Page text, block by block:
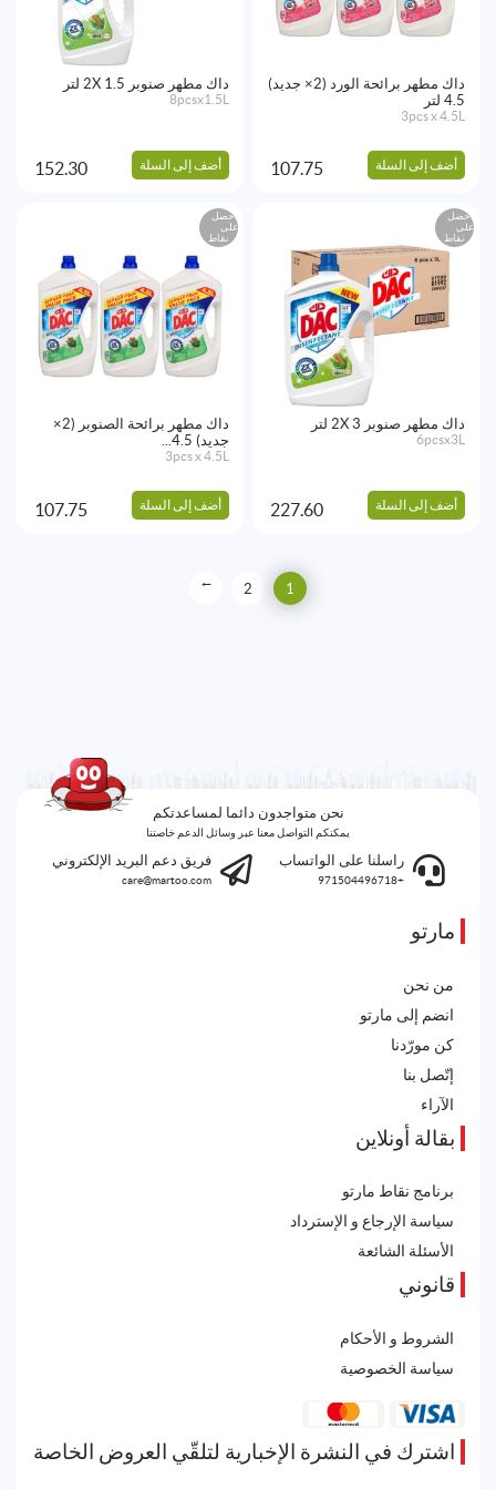
داك مطهر برائحة الورد (2× جديد)
4.5 لتر
3pcs x 4.5L
أضف إلى السلة 107.75
داك مطهر صنوبر 2X 1.5 لتر
8pcsx1.5L
أضف إلى السلة 152.30
احصل
على
نقاط
داك مطهر صنوبر 2X 3 لتر
6pcsx3L
أضف إلى السلة 227.60
احصل
على
نقاط
داك مطهر برائحة الصنوبر (2×
جديد) 4.5...
3pcs x 4.5L
أضف إلى السلة 107.75
1
2
→
نحن متواجدون دائما لمساعدتكم
يمكنكم التواصل معنا عبر وسائل الدعم خاصتنا
راسلنا على الواتساب
+971504496718
فريق دعم البريد الإلكتروني
care@martoo.com
مارتو
من نحن
انضم إلى مارتو
كن مورّدنا
إتّصل بنا
الآراء
بقالة أونلاين
برنامج نقاط مارتو
سياسة الإرجاع و الإسترداد
الأسئلة الشائعة
قانوني
الشروط و الأحكام
سياسة الخصوصية
اشترك في النشرة الإخبارية لتلقّي العروض الخاصة